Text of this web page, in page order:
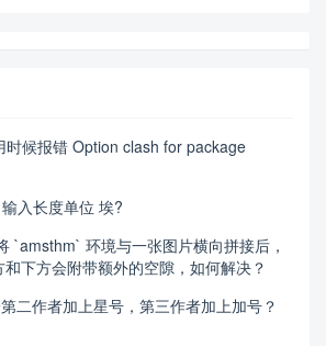
时候报错 Option clash for package
入长度单位 埃?
`amsthm` 环境与一张图片横向拼接后，
下方会附带额外的空隙，如何解决？
二作者加上星号，第三作者加上加号？